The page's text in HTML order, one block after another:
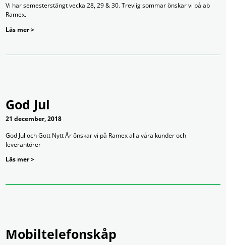
Vi har semesterstängt vecka 28, 29 & 30. Trevlig sommar önskar vi på ab
Ramex.
Läs mer >
God Jul
21 december, 2018
God Jul och Gott Nytt År önskar vi på Ramex alla våra kunder och
leverantörer
Läs mer >
Mobiltelefonskåp